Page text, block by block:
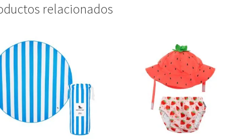
relacionados